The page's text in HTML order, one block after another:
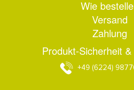
Wie
Versand
Zahlung
Produkt-Sicherheit
+49 (6224)